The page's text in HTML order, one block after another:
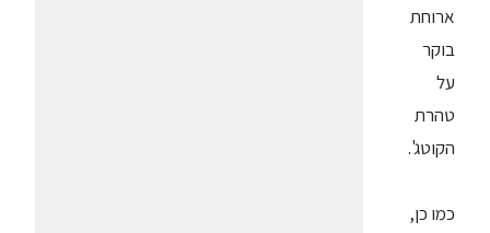
ארוחת
בוקר
על
טהרת
הקוטג'.
כמו כן,